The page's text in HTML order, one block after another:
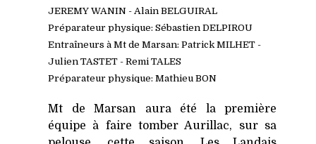
JEREMY WANIN - Alain BELGUIRAL
Préparateur physique: Sébastien DELPIROU
Entraîneurs à Mt de Marsan: Patrick MILHET -
Julien TASTET - Remi TALES
Préparateur physique: Mathieu BON
Mt de Marsan aura été la première
équipe à faire tomber Aurillac, sur sa